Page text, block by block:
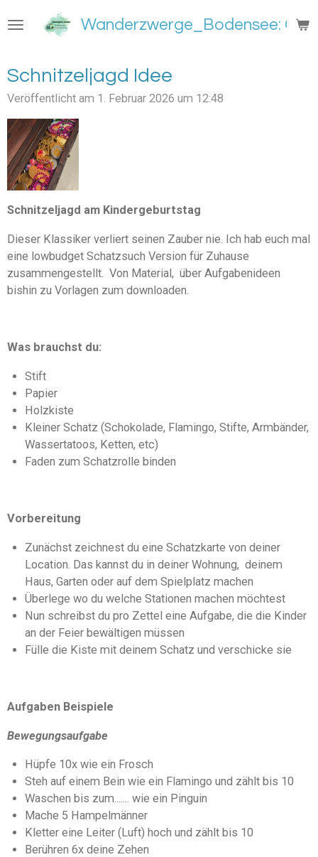
Hauptinhalt
Wanderzwerge_Bodensee:
Schnitzeljagd Idee
Veröffentlicht am 1. Februar 2026 um 12:48
Schnitzeljagd am Kindergeburtstag
Dieser Klassiker verliert seinen Zauber nie. Ich hab euch mal
eine lowbudget Schatzsuch Version für Zuhause
zusammengestellt. Von Material, über Aufgabenideen
bishin zu Vorlagen zum downloaden.
Was brauchst du:
Stift
Papier
Holzkiste
Kleiner Schatz (Schokolade, Flamingo, Stifte, Armbänder,
Wassertatoos, Ketten, etc)
Faden zum Schatzrolle binden
Vorbereitung
Zunächst zeichnest du eine Schatzkarte von deiner
Location. Das kannst du in deiner Wohnung, deinem
Haus, Garten oder auf dem Spielplatz machen
Überlege wo du welche Stationen machen möchtest
Nun schreibst du pro Zettel eine Aufgabe, die die Kinder
an der Feier bewältigen müssen
Fülle die Kiste mit deinem Schatz und verschicke sie
Aufgaben Beispiele
Bewegungsaufgabe
Hüpfe 10x wie ein Frosch
Steh auf einem Bein wie ein Flamingo und zählt bis 10
Waschen bis zum....... wie ein Pinguin
Mache 5 Hampelmänner
Kletter eine Leiter (Luft) hoch und zählt bis 10
Berühren 6x deine Zehen